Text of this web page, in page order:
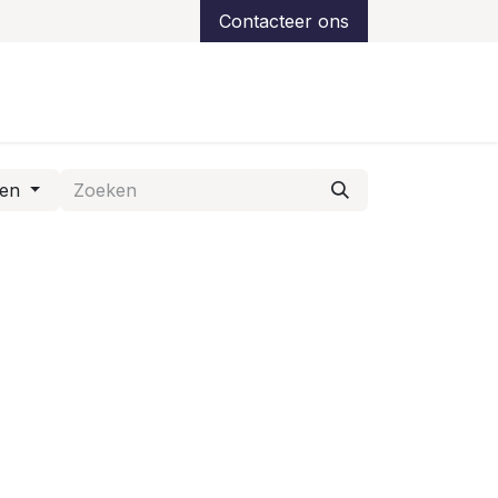
Contacteer ons